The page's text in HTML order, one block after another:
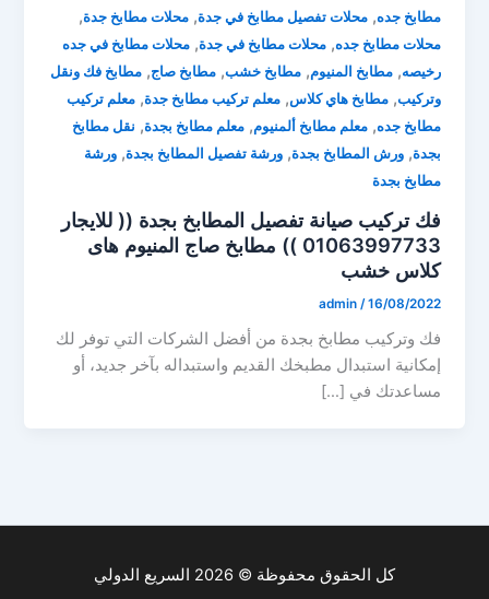
مطابخ جده,محلات تفصيل مطابخ في جدة,محلات مطابخ جدة,
محلات مطابخ جده,محلات مطابخ في جدة,محلات مطابخ في جده
رخيصه,مطابخ المنيوم,مطابخ خشب,مطابخ صاج,مطابخ فك ونقل
وتركيب,مطابخ هاي كلاس,معلم تركيب مطابخ جدة,معلم تركيب
مطابخ جده,معلم مطابخ ألمنيوم,معلم مطابخ بجدة, نقل مطابخ
بجدة,ورش المطابخ بجدة,ورشة تفصيل المطابخ بجدة,ورشة
مطابخ بجدة
فك تركيب صيانة تفصيل المطابخ بجدة (( للايجار
01063997733 )) مطابخ صاج المنيوم هاى
كلاس خشب
admin /16/08/2022
فك وتركيب مطابخ بجدة من أفضل الشركات التي توفر لك
إمكانية استبدال مطبخك القديم واستبداله بآخر جديد، أو
مساعدتك في […]
كل الحقوق محفوظة © 2026 السريع الدولي